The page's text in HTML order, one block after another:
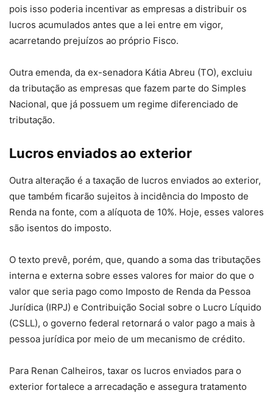
pois isso poderia incentivar as empresas a distribuir os
lucros acumulados antes que a lei entre em vigor,
acarretando prejuízos ao próprio Fisco.
Outra emenda, da ex-senadora Kátia Abreu (TO), excluiu
da tributação as empresas que fazem parte do Simples
Nacional, que já possuem um regime diferenciado de
tributação.
Lucros enviados ao exterior
Outra alteração é a taxação de lucros enviados ao exterior,
que também ficarão sujeitos à incidência do Imposto de
Renda na fonte, com a alíquota de 10%. Hoje, esses valores
são isentos do imposto.
O texto prevê, porém, que, quando a soma das tributações
interna e externa sobre esses valores for maior do que o
valor que seria pago como Imposto de Renda da Pessoa
Jurídica (IRPJ) e Contribuição Social sobre o Lucro Líquido
(CSLL), o governo federal retornará o valor pago a mais à
pessoa jurídica por meio de um mecanismo de crédito.
Para Renan Calheiros, taxar os lucros enviados para o
exterior fortalece a arrecadação e assegura tratamento